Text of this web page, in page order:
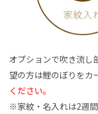
オプションで吹き流し
望の方は鯉のぼりをカ
ください。
※家紋・名入れは2週